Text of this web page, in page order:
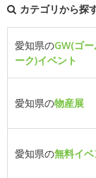
カテゴリから探
愛知県のGW(ゴ
ーク)イベント
愛知県の物産展
愛知県の無料イベ